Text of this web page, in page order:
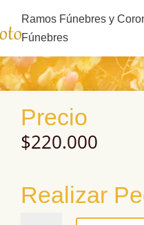
Ramos Fúnebres y
Fúnebres
Precio
$220.000
Realizar